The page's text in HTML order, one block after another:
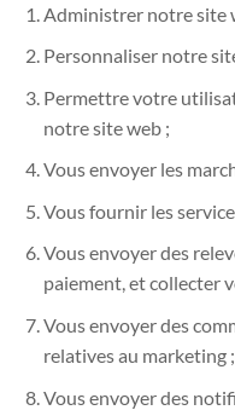
Administrer notre site
Personnaliser notre
Permettre votre
notre site web ;
Vous envoyer les
Vous fournir les
Vous envoyer des
paiement, et collecter
Vous envoyer des
relatives au marketing ;
Vous envoyer des